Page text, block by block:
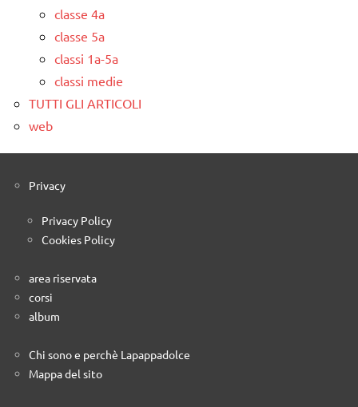
classe 4a
classe 5a
classi 1a-5a
classi medie
TUTTI GLI ARTICOLI
web
Privacy
Privacy Policy
Cookies Policy
area riservata
corsi
album
Chi sono e perchè Lapappadolce
Mappa del sito